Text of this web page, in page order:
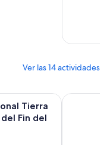
Ver las 14 actividades
Tierra
Fin del
y Tren del Fin del
Tour en